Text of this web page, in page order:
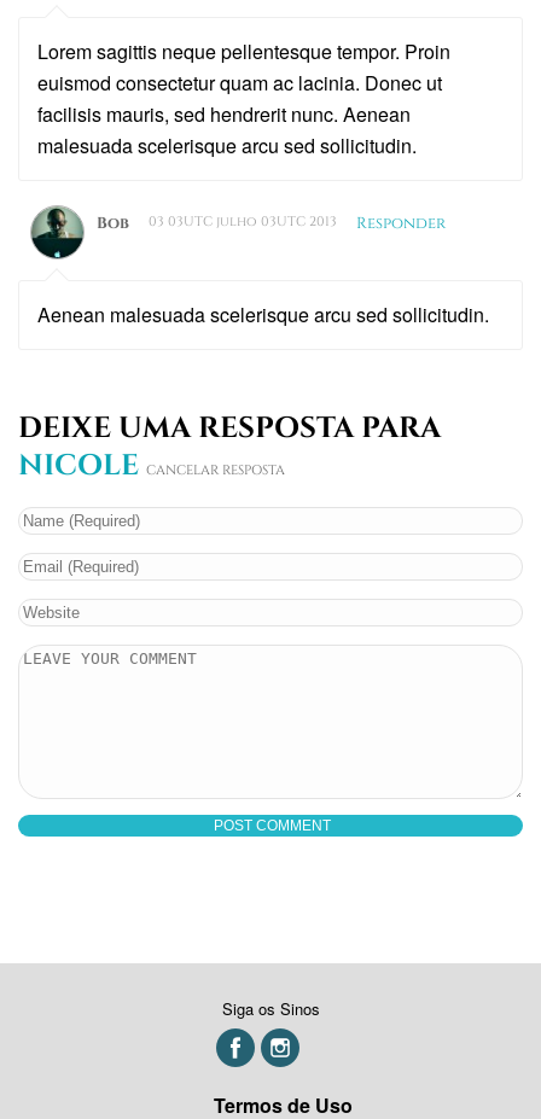
Lorem sagittis neque pellentesque tempor. Proin
euismod consectetur quam ac lacinia. Donec ut
facilisis mauris, sed hendrerit nunc. Aenean
malesuada scelerisque arcu sed sollicitudin.
Bob 03 03UTC julho 03UTC 2013 Responder
Aenean malesuada scelerisque arcu sed sollicitudin.
DEIXE UMA RESPOSTA PARA
NICOLE CANCELAR RESPOSTA
Siga os Sinos
Termos de Uso